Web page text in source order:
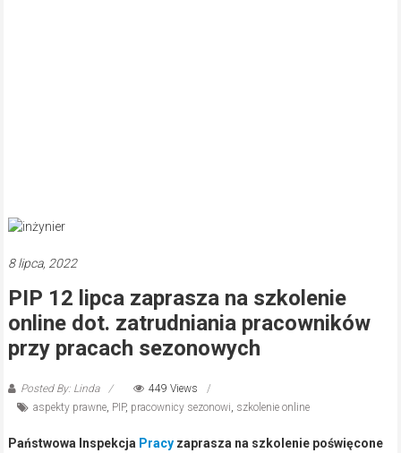
8 lipca, 2022
PIP 12 lipca zaprasza na szkolenie
online dot. zatrudniania pracowników
przy pracach sezonowych
Posted By: Linda
449 Views
aspekty prawne, PIP, pracownicy sezonowi, szkolenie online
Państwowa Inspekcja Pracyzaprasza na szkolenie poświęcone